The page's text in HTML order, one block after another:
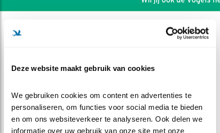
Deze website maakt gebruik van cookies
We gebruiken cookies om content en advertenties te
personaliseren, om functies voor social media te bieden
en om ons websiteverkeer te analyseren. Ook delen we
informatie over uw gebruik van onze site met onze